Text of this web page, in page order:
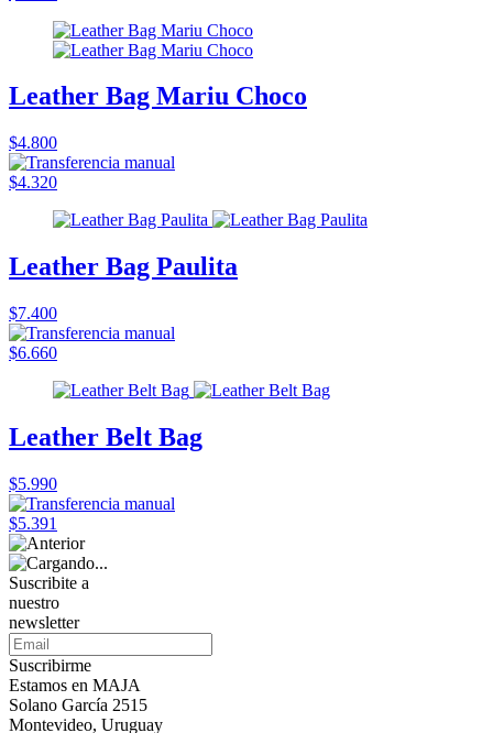
Leather Bag Mariu Choco
$4.800
$4.320
Leather Bag Paulita
$7.400
$6.660
Leather Belt Bag
$5.990
$5.391
Suscribite a
nuestro
newsletter
Suscribirme
Estamos en MAJA
Solano García 2515
Montevideo, Uruguay